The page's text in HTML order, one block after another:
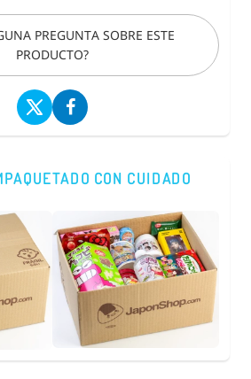
PREGUNTA SOBRE ESTE
PRODUCTO?
CON CUIDADO